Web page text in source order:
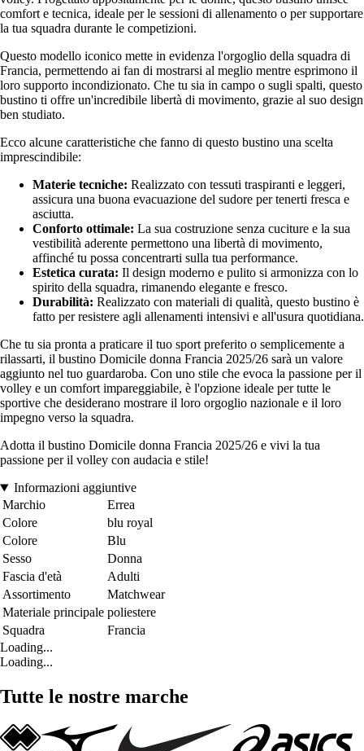
comfort e tecnica, ideale per le sessioni di allenamento o per supportare
la tua squadra durante le competizioni.
Questo modello iconico mette in evidenza l'orgoglio della squadra di
Francia, permettendo ai fan di mostrarsi al meglio mentre esprimono il
loro supporto incondizionato. Che tu sia in campo o sugli spalti, questo
bustino ti offre un'incredibile libertà di movimento, grazie al suo design
ben studiato.
Ecco alcune caratteristiche che fanno di questo bustino una scelta
imprescindibile:
Materie tecniche: Realizzato con tessuti traspiranti e leggeri,
assicura una buona evacuazione del sudore per tenerti fresca e
asciutta.
Conforto ottimale: La sua costruzione senza cuciture e la sua
vestibilità aderente permettono una libertà di movimento,
affinché tu possa concentrarti sulla tua performance.
Estetica curata: Il design moderno e pulito si armonizza con lo
spirito della squadra, rimanendo elegante e fresco.
Durabilità: Realizzato con materiali di qualità, questo bustino è
fatto per resistere agli allenamenti intensivi e all'usura quotidiana.
Che tu sia pronta a praticare il tuo sport preferito o semplicemente a
rilassarti, il bustino Domicile donna Francia 2025/26 sarà un valore
aggiunto nel tuo guardaroba. Con uno stile che evoca la passione per il
volley e un comfort impareggiabile, è l'opzione ideale per tutte le
sportive che desiderano mostrare il loro orgoglio nazionale e il loro
impegno verso la squadra.
Adotta il bustino Domicile donna Francia 2025/26 e vivi la tua
passione per il volley con audacia e stile!
Informazioni aggiuntive
Marchio
Errea
Colore
blu royal
Colore
Blu
Sesso
Donna
Fascia d'età
Adulti
Assortimento
Matchwear
Materiale principale poliestere
Squadra
Francia
Loading...
Loading...
Tutte le nostre marche